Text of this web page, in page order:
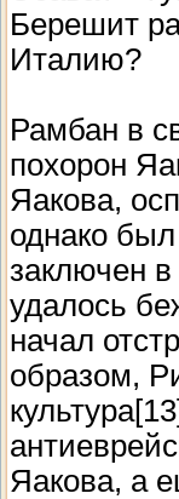
Берешит
Италию?
Рамбан в
похорон
Яакова,
однако
заключен
удалось
начал
образом,
Яакова, а